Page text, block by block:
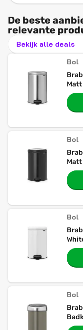
De beste
relevante
Bekijk alle deals
Bol
Bol
Bol
Bol